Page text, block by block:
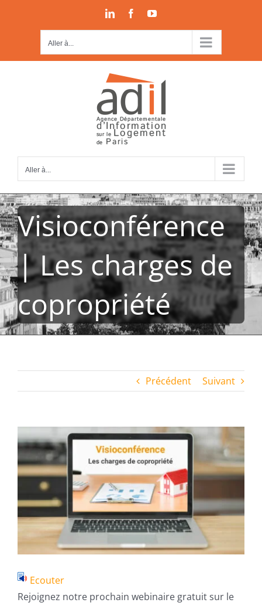
LinkedInFacebookYouTube
Aller à...
Aller à...
Visioconférence
| Les charges de
copropriété
Précédent Suivant
Voir
l'image
agrandie
Ecouter
Rejoignez notre prochain webinaire gratuit sur le